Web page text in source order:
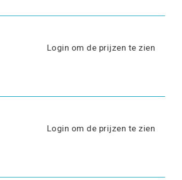
Login om de prijzen te zien
Login om de prijzen te zien